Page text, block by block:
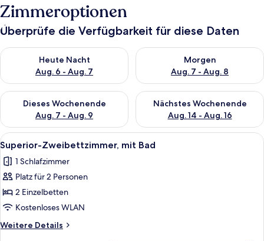
Zimmeroptionen
Überprüfe die Verfügbarkeit für diese Daten
Heute Nacht
Aug. 6 - Aug. 7
Überprüfe die Verfügbarkeit für heute Nacht, Aug. 6 - Aug. 7.
Morgen
Aug. 7 - Aug. 8
Überprüfe die Verfügbarkeit
Dieses Wochenende
Aug. 7 - Aug. 9
Überprüfe die Verfügbarkeit für dieses Wochenende, Aug. 7
Nächstes Wochenende
Aug. 14 - Aug. 16
Überprüfe die Verfügbarkeit
Alle
Fotos
für
Superior-
Zweibettzimmer,
mit
Bad
anzeigen
Ein Hotelzimmer mit zwei Betten,
3
Superior-Zweibettzimmer, mit Bad
1 Schlafzimmer
Platz für 2 Personen
2 Einzelbetten
Kostenloses WLAN
Weitere Details
Weitere